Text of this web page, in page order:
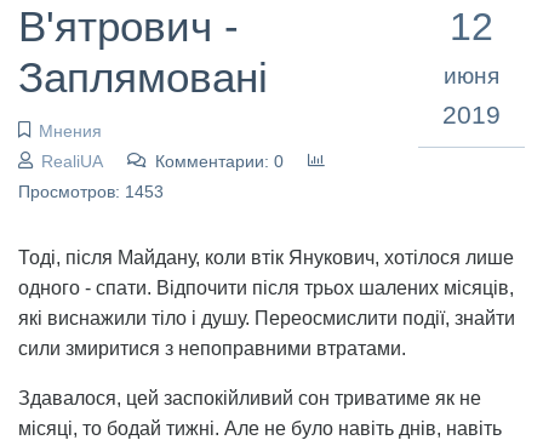
В'ятрович -
Заплямовані
Мнения
RealiUA
Комментарии: 0
Просмотров: 1453
12
июня
2019
Тоді, після Майдану, коли втік Янукович, хотілося лише
одного - спати. Відпочити після трьох шалених місяців,
які виснажили тіло і душу. Переосмислити події, знайти
сили змиритися з непоправними втратами.
Здавалося, цей заспокійливий сон триватиме як не
місяці, то бодай тижні. Але не було навіть днів, навіть